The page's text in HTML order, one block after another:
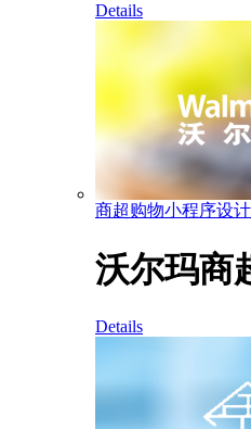
Details
商超购物小程序设
沃尔玛商
Details